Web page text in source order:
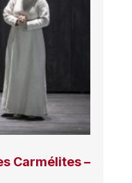
Carmélites –